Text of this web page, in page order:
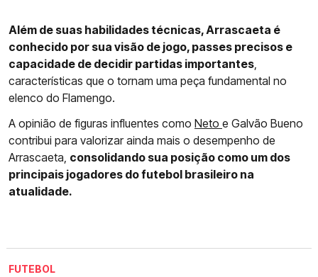
Além de suas habilidades técnicas, Arrascaeta é
conhecido por sua visão de jogo, passes precisos e
capacidade de decidir partidas importantes,
características que o tornam uma peça fundamental no
elenco do Flamengo.
A opinião de figuras influentes como Neto e Galvão Bueno
contribui para valorizar ainda mais o desempenho de
Arrascaeta, consolidando sua posição como um dos
principais jogadores do futebol brasileiro na
atualidade.
FUTEBOL